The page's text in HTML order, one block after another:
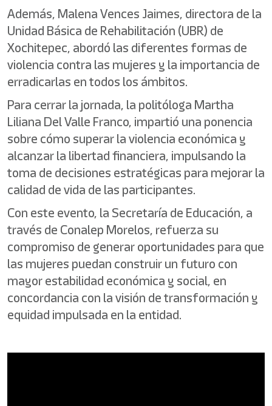
Además, Malena Vences Jaimes, directora de la
Unidad Básica de Rehabilitación (UBR) de
Xochitepec, abordó las diferentes formas de
violencia contra las mujeres y la importancia de
erradicarlas en todos los ámbitos.
Para cerrar la jornada, la politóloga Martha
Liliana Del Valle Franco, impartió una ponencia
sobre cómo superar la violencia económica y
alcanzar la libertad financiera, impulsando la
toma de decisiones estratégicas para mejorar la
calidad de vida de las participantes.
Con este evento, la Secretaría de Educación, a
través de Conalep Morelos, refuerza su
compromiso de generar oportunidades para que
las mujeres puedan construir un futuro con
mayor estabilidad económica y social, en
concordancia con la visión de transformación y
equidad impulsada en la entidad.